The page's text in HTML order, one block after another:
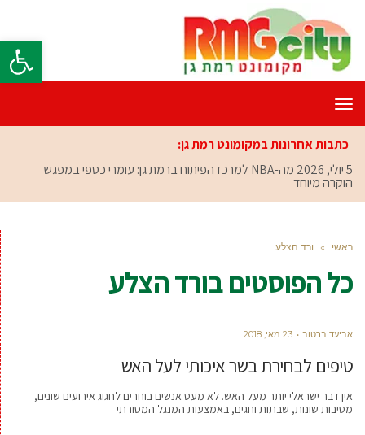
פתח
תפריט
כתבות אחרונות במקומונט רמת גן:
5 יולי, 2026
מה-NBA למרכז הפיתוח ברמת גן: עומרי כספי במפגש
הוקרה מיוחד
ראשי » ורד הצלע
כל הפוסטים בורד הצלע
אביעד ברטוב 23 מאי, 2018
טיפים לבחירת בשר איכותי לעל האש
אין דבר ישראלי יותר מעל האש. לא מעט אנשים בוחרים לחגוג אירועים שונים,
מסיבות שונות, שבתות וחגים, באמצעות המנגל המסורתי